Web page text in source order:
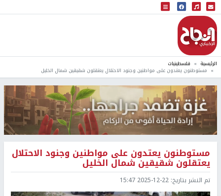
البث المباشر
إذاعة النجاح
الرئيسية فلسطينيات
مستوطنون يعتدون على مواطنين وجنود الاحتلال يعتقلون شقيقين شمال الخليل
مستوطنون يعتدون على مواطنين وجنود الاحتلال
يعتقلون شقيقين شمال الخليل
تم النشر بتاريخ: 2025-12-22 15:47